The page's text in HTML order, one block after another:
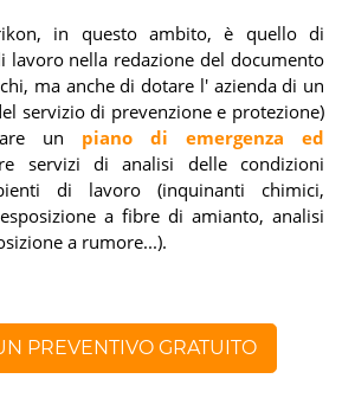
in questo ambito, è quello di
lavoro nella redazione del documento
ma anche di dotare l' azienda di un
servizio di prevenzione e protezione)
un piano di emergenza ed
servizi di analisi delle condizioni
di lavoro (inquinanti chimici,
a fibre di amianto, analisi
a rumore...).
PREVENTIVO GRATUITO